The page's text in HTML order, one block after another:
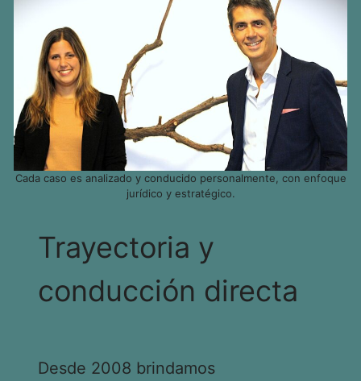
Cada caso es analizado y conducido personalmente, con enfoque
jurídico y estratégico.
Trayectoria y
conducción directa
Desde 2008 brindamos